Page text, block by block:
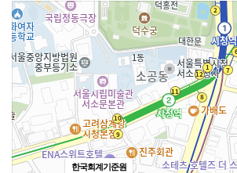
한국회계기준원